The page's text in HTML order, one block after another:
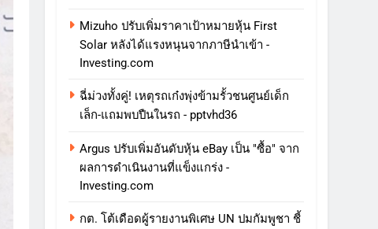
Mizuho ปรับเพิ่มราคาเป้าหมายหุ้น First
Solar หลังได้แรงหนุนจากภาษีนําเข้า -
Investing.com
ฉี่ม่วงทั้งคู่! เหตุรถเก๋งพุ่งข้ามรั้วชนศูนย์เด็ก
เล็ก-แถมพบปืนในรถ - pptvhd36
Argus ปรับเพิ่มอันดับหุ้น eBay เป็น "ซื้อ" จาก
ผลการดําเนินงานที่แข็งแกร่ง -
Investing.com
กต. โต้เดือดผู้รายงานพิเศษ UN ปมกัมพูชา ชี้